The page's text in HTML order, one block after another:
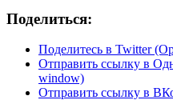
Поделиться:
Поделитесь в Twitter
Отправить ссылку в
window)
Отправить ссылку в